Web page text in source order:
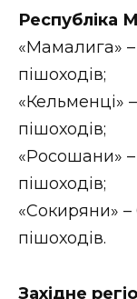
Республіка
«Мамалига» –
пішоходів;
«Кельменці»
пішоходів;
«Росошани» –
пішоходів;
«Сокиряни» –
пішоходів.
Західне